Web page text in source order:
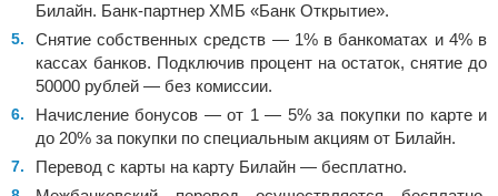
Билайн. Банк-партнер ХМБ «Банк Открытие».
Снятие собственных средств — 1% в банкоматах и 4% в
кассах банков. Подключив процент на остаток, снятие до
50000 рублей — без комиссии.
Начисление бонусов — от 1 — 5% за покупки по карте и
до 20% за покупки по специальным акциям от Билайн.
Перевод с карты на карту Билайн — бесплатно.